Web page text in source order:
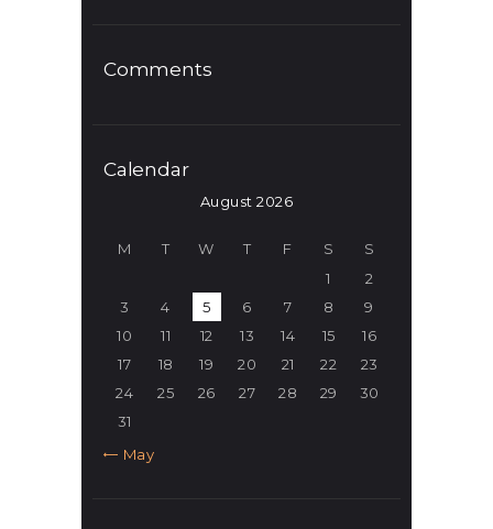
Comments
Calendar
August 2026
M T W T F S
S
1
2
3
4 5 6 7 8
9
10
11 12 13 14 15
16
17
18 19 20 21 22
23
24
25 26 27 28 29
30
31
« May